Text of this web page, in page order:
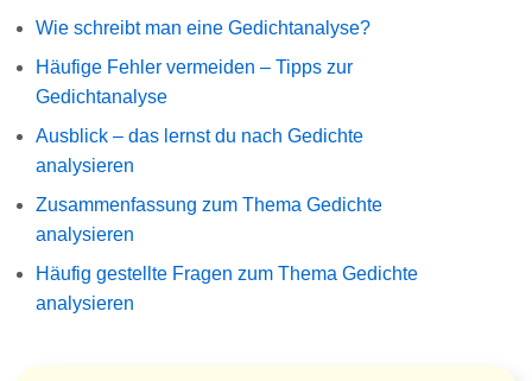
Wie schreibt man eine Gedichtanalyse?
Häufige Fehler vermeiden – Tipps zur
Gedichtanalyse
Ausblick – das lernst du nach Gedichte
analysieren
Zusammenfassung zum Thema Gedichte
analysieren
Häufig gestellte Fragen zum Thema Gedichte
analysieren